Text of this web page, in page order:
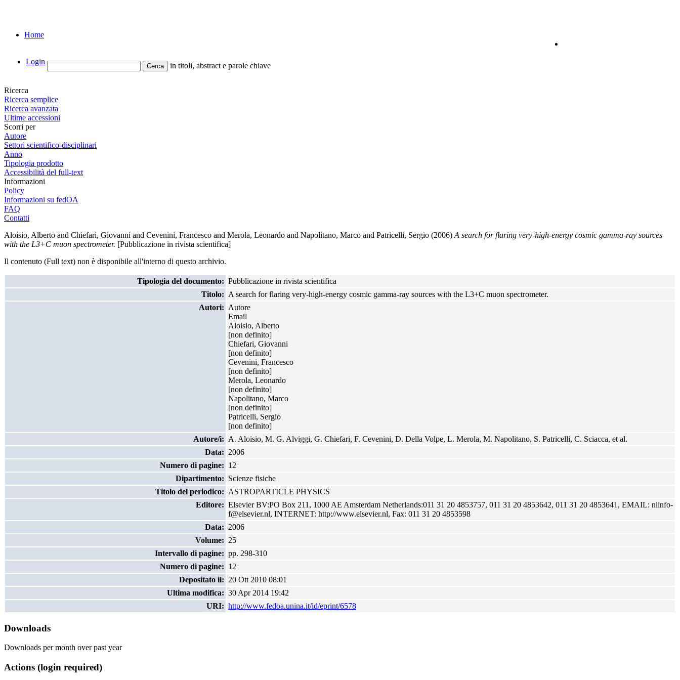
Home
Login in titoli, abstract e parole chiave
Ricerca
Ricerca semplice
Ricerca avanzata
Ultime accessioni
Scorri per
Autore
Settori scientifico-disciplinari
Anno
Tipologia prodotto
Accessibilità del full-text
Informazioni
Policy
Informazioni su fedOA
FAQ
Contatti
Aloisio, Alberto and Chiefari, Giovanni and Cevenini, Francesco and Merola, Leonardo and Napolitano, Marco and Patricelli, Sergio (2006) A search for flaring very-high-energy cosmic gamma-ray sources
with the L3+C muon spectrometer. [Pubblicazione in rivista scientifica]
Il contenuto (Full text) non è disponibile all'interno di questo archivio.
Tipologia del documento: Pubblicazione in rivista scientifica
Titolo: A search for flaring very-high-energy cosmic gamma-ray sources with the L3+C muon spectrometer.
Autori: Autore
Email
Aloisio, Alberto
[non definito]
Chiefari, Giovanni
[non definito]
Cevenini, Francesco
[non definito]
Merola, Leonardo
[non definito]
Napolitano, Marco
[non definito]
Patricelli, Sergio
[non definito]
Autore/i: A. Aloisio, M. G. Alviggi, G. Chiefari, F. Cevenini, D. Della Volpe, L. Merola, M. Napolitano, S. Patricelli, C. Sciacca, et al.
Data: 2006
Numero di pagine: 12
Dipartimento: Scienze fisiche
Titolo del periodico: ASTROPARTICLE PHYSICS
Editore: Elsevier BV:PO Box 211, 1000 AE Amsterdam Netherlands:011 31 20 4853757, 011 31 20 4853642, 011 31 20 4853641, EMAIL: nlinfo-
f@elsevier.nl, INTERNET: http://www.elsevier.nl, Fax: 011 31 20 4853598
Data: 2006
Volume: 25
Intervallo di pagine: pp. 298-310
Numero di pagine: 12
Depositato il: 20 Ott 2010 08:01
Ultima modifica: 30 Apr 2014 19:42
URI: http://www.fedoa.unina.it/id/eprint/6578
Downloads
Downloads per month over past year
Actions (login required)